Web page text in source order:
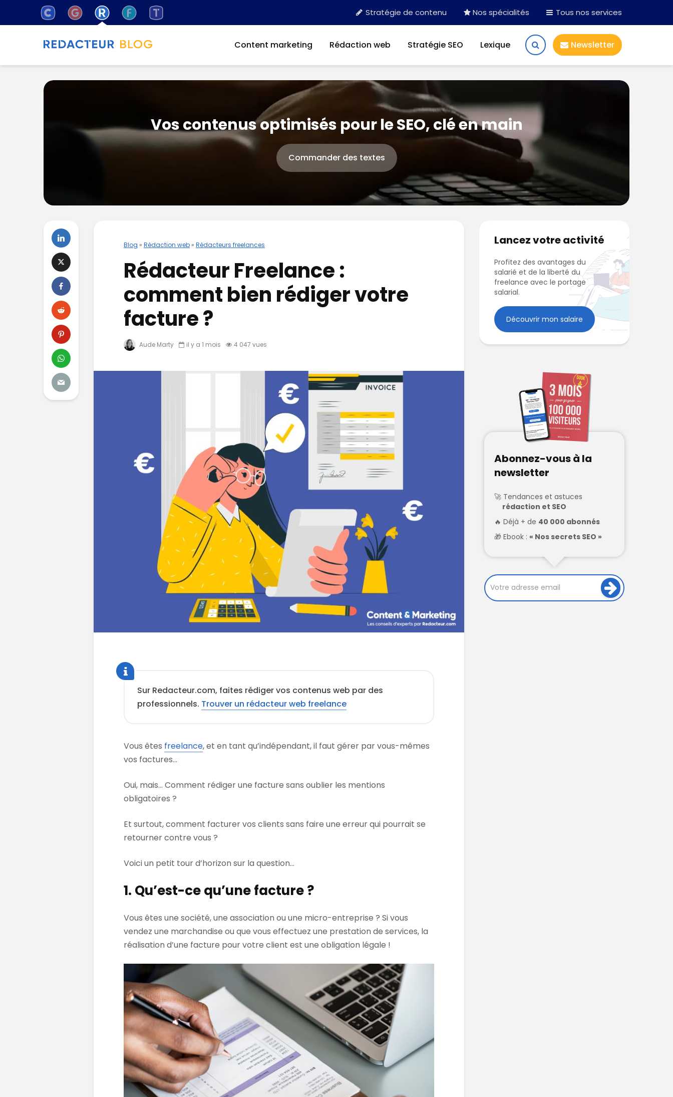
Stratégie de contenu Nos spécialités Tous nos services
Content marketing Rédaction web Stratégie SEO Lexique Newsletter
Vos contenus optimisés pour le SEO, clé en main
Commander des textes
Blog » Rédaction web » Rédacteurs freelances
Rédacteur Freelance :
comment bien rédiger votre
facture ?
Aude Marty il y a 1 mois 4 047 vues
Sur Redacteur.com, faites rédiger vos contenus web par des
professionnels. Trouver un rédacteur web freelance
Vous êtes freelance, et en tant qu’indépendant, il faut gérer par vous-mêmes
vos factures…
Oui, mais… Comment rédiger une facture sans oublier les mentions
obligatoires ?
Et surtout, comment facturer vos clients sans faire une erreur qui pourrait se
retourner contre vous ?
Voici un petit tour d’horizon sur la question…
1. Qu’est-ce qu’une facture ?
Vous êtes une société, une association ou une micro-entreprise ? Si vous
vendez une marchandise ou que vous effectuez une prestation de services, la
réalisation d’une facture pour votre client est une obligation légale !
Lancez votre activité
Profitez des avantages du
salarié et de la liberté du
freelance avec le portage
salarial.
Découvrir mon salaire
Abonnez-vous à la
newsletter
Tendances et astuces
rédaction et SEO
Déjà + de 40 000 abonnés
Ebook : « Nos secrets SEO »